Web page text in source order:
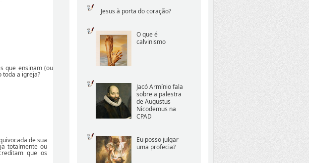
Jesus à porta do coração?
O que é
calvinismo
Jacó Armínio fala
sobre a palestra
de Augustus
Nicodemus na
CPAD
Eu posso julgar
uma profecia?
que ensinam (ou
toda a igreja?
de sua
totalmente ou
que os